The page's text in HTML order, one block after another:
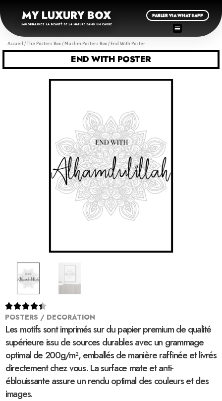
MY LUXURY BOX
IMMORTALISEZ LA BEAUTÉ DE LA NATURE DANS UN CADRE
PARLER VIA WHATSAPP
Accueil /The Posters Box/ Muslim Posters Box/ End With Poster
END WITH POSTER

POSTERS / DECORATION
Les motifs sont imprimés sur du papier premium de qualité
supérieure issu de sources durables avec un grammage
optimal de 200g/m², emballés de manière raffinée et livrés
directement chez vous. La surface mate et anti-
éblouissante assure un rendu optimal des couleurs et des
images.